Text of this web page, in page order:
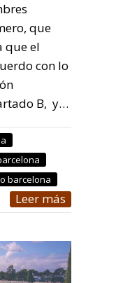
que
que el
con lo
B, y…
barcelona
Leer más